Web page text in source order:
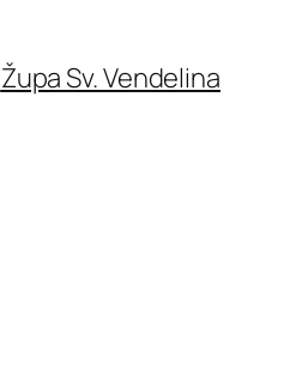
Župa Sv. Vendelina